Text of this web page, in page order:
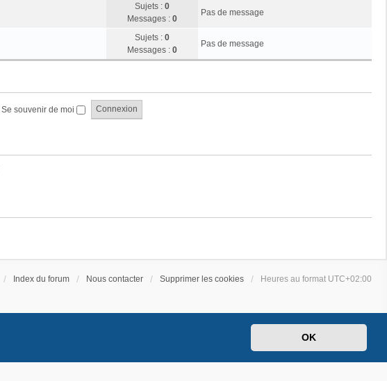
OK
r
s
s
n
e
s
Sujets : 0
Messages : 0
Pas de message
Sujets : 0
Messages : 0
Pas de message
Se souvenir de moi
Index du forum Nous contacter Supprimer les cookies Heures au format UTC+02:00